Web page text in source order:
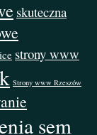
skuteczna
strony www
Strony www Rzeszów
sem